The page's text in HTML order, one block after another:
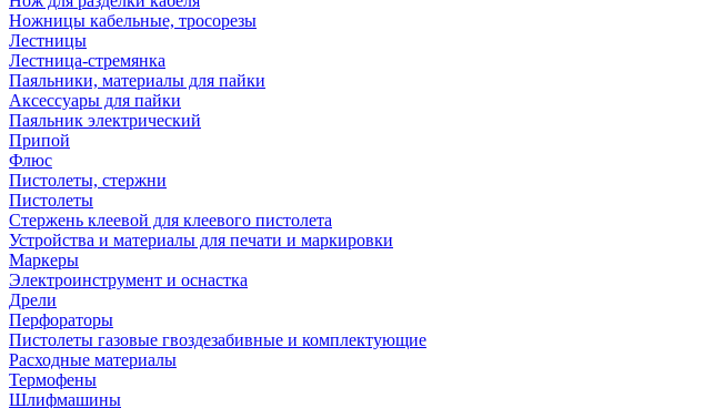
Ножницы кабельные, тросорезы
Лестницы
Лестница-стремянка
Паяльники, материалы для пайки
Аксессуары для пайки
Паяльник электрический
Припой
Флюс
Пистолеты, стержни
Пистолеты
Стержень клеевой для клеевого пистолета
Устройства и материалы для печати и маркировки
Маркеры
Электроинструмент и оснастка
Дрели
Перфораторы
Пистолеты газовые гвоздезабивные и комплектующие
Расходные материалы
Термофены
Шлифмашины